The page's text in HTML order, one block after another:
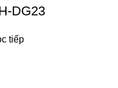
DG23
tiếp